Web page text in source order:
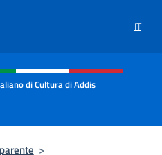
IT
social e menù
di Cultura di Addis
>